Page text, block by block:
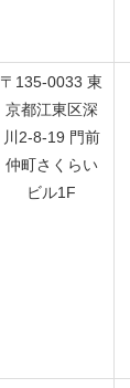
〒135-0033 東
京都江東区深
川2-8-19 門前
仲町さくらい
ビル1F